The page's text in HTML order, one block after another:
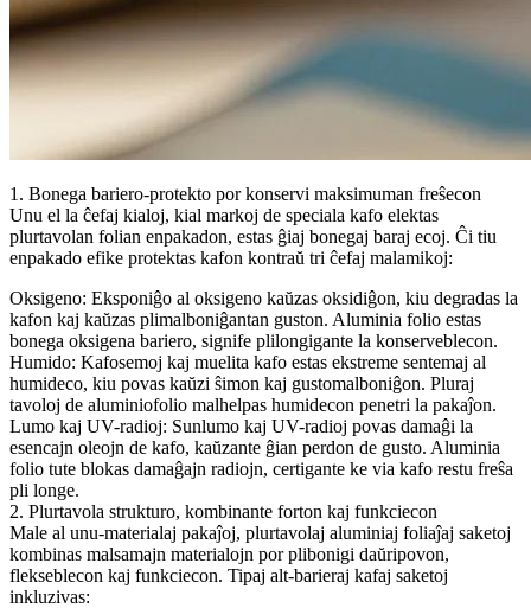
1. Bonega bariero-protekto por konservi maksimuman freŝecon
Unu el la ĉefaj kialoj, kial markoj de speciala kafo elektas
plurtavolan folian enpakadon, estas ĝiaj bonegaj baraj ecoj. Ĉi tiu
enpakado efike protektas kafon kontraŭ tri ĉefaj malamikoj:
Oksigeno: Eksponiĝo al oksigeno kaŭzas oksidiĝon, kiu degradas la
kafon kaj kaŭzas plimalboniĝantan guston. Aluminia folio estas
bonega oksigena bariero, signife plilongigante la konserveblecon.
Humido: Kafosemoj kaj muelita kafo estas ekstreme sentemaj al
humideco, kiu povas kaŭzi ŝimon kaj gustomalboniĝon. Pluraj
tavoloj de aluminiofolio malhelpas humidecon penetri la pakaĵon.
Lumo kaj UV-radioj: Sunlumo kaj UV-radioj povas damaĝi la
esencajn oleojn de kafo, kaŭzante ĝian perdon de gusto. Aluminia
folio tute blokas damaĝajn radiojn, certigante ke via kafo restu freŝa
pli longe.
2. Plurtavola strukturo, kombinante forton kaj funkciecon
Male al unu-materialaj pakaĵoj, plurtavolaj aluminiaj foliaĵaj saketoj
kombinas malsamajn materialojn por plibonigi daŭripovon,
flekseblecon kaj funkciecon. Tipaj alt-barieraj kafaj saketoj
inkluzivas: